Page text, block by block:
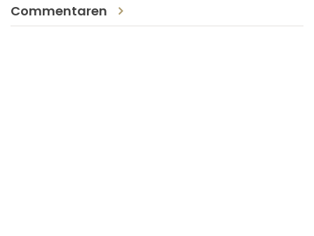
Commentaren